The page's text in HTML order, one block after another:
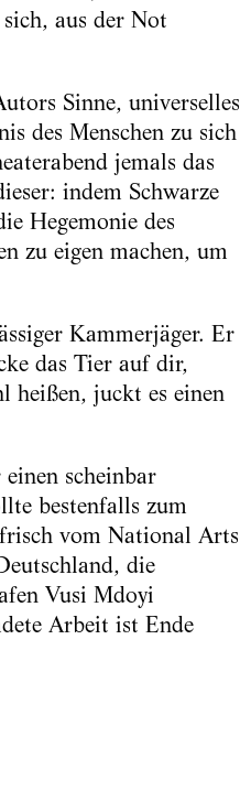
aus der Not
Sinne, universelles
des Menschen zu sich
jemals das
indem Schwarze
Hegemonie des
zu eigen machen, um
Kammerjäger. Er
das Tier auf dir,
heißen, juckt es einen
scheinbar
bestenfalls zum
vom National Arts
die
Vusi Mdoyi
Arbeit ist Ende